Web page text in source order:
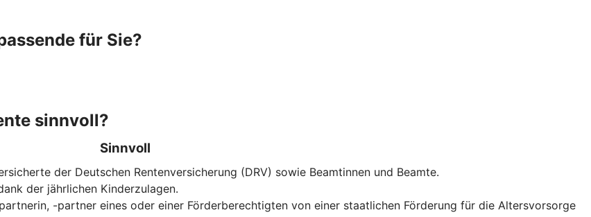
für Sie?
sinnvoll?
Sinnvoll
der Deutschen Rentenversicherung (DRV) sowie Beamtinnen und Beamte.
der jährlichen Kinderzulagen.
-partner eines oder einer Förderberechtigten von einer staatlichen Förderung für die Altersvorsorge